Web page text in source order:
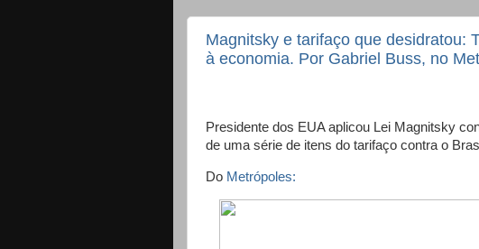
Magnitsky e tarifaço que desidratou:
à economia. Por Gabriel Buss, no
Presidente dos EUA aplicou Lei Magnitsky
de uma série de itens do tarifaço contra o
Do Metrópoles: